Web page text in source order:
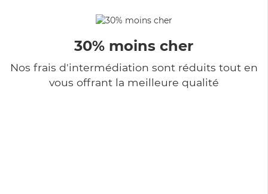
30% moins cher
Nos frais d'intermédiation sont réduits tout en
vous offrant la meilleure qualité